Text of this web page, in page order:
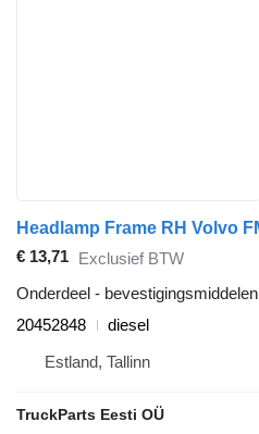
€ 13,71 Exclusief BTW
Onderdeel - bevestigingsmiddelen
20452848
diesel
Estland, Tallinn
TruckParts Eesti OÜ